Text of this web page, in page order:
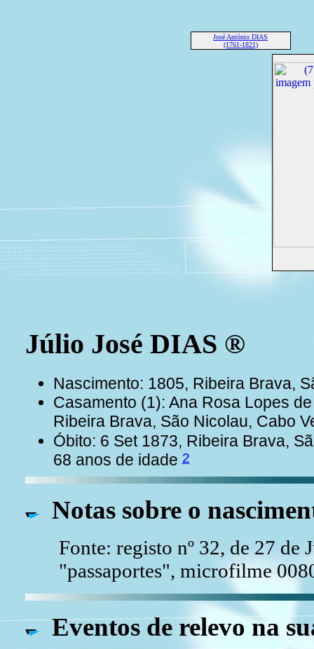
José António DIAS
(1761-1821)
Júlio José DIAS ®
Nascimento: 1805, Ribeira Brava,
Casamento (1): Ana Rosa Lopes
Ribeira Brava, São Nicolau, Cabo
Óbito: 6 Set 1873, Ribeira Brava,
68 anos de idade2
Notas sobre o
Fonte: registo nº 32, de 27 de
"passaportes", microfilme
Eventos de relevo na